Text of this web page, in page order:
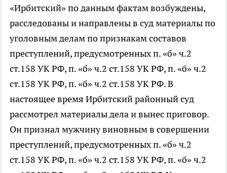
«Ирбитский» по данным фактам возбуждены,
расследованы и направлены в суд материалы по
уголовным делам по признакам составов
преступлений, предусмотренных п. «б» ч.2
ст.158 УК РФ, п. «б» ч.2 ст.158 УК РФ, п. «б» ч.2
ст.158 УК РФ, п. «б» ч.2 ст.158 УК РФ. В
настоящее время Ирбитский районный суд
рассмотрел материалы дела и вынес приговор.
Он признал мужчину виновным в совершении
преступлений, предусмотренных п. «б» ч.2
ст.158 УК РФ, п. «б» ч.2 ст.158 УК РФ, п. «б» ч.2